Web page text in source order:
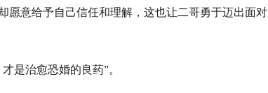
愿意给予自己信任和理解，这也让二哥勇于迈出面对
是治愈恐婚的良药”。